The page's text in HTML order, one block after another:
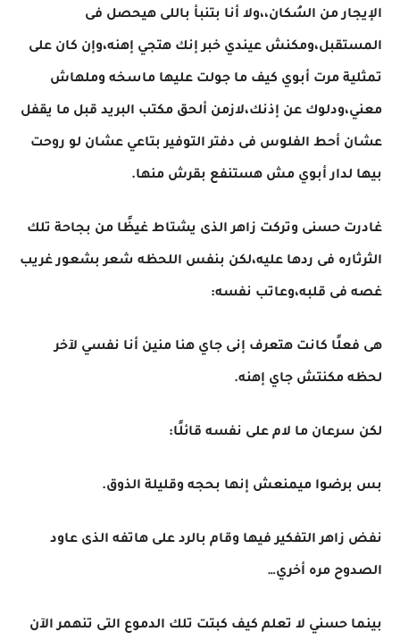
الإيجار من السُكان،،ولا أنا بتنبأ باللى هيحصل فى
المستقبل،ومكنش عيندي خبر إنك هتجي إهنه،وإن كان على
تمثلية مرت أبوي كيف ما جولت عليها ماسخه وملهاش
معني،ودلوك عن إذنك،لازمن ألحق مكتب البريد قبل ما يقفل
عشان أحط الفلوس فى دفتر التوفير بتاعي عشان لو روحت
بيها لدار أبوي مش هستنفع بقرش منها.
غادرت حسنى وتركت زاهر الذى يشتاط غيظًا من بجاحة تلك
الثرثاره فى ردها عليه،لكن بنفس اللحظه شعر بشعور غريب
غصه فى قلبه،وعاتب نفسه:
هى فعلًا كانت هتعرف إنى جاي هنا منين أنا نفسي لآخر
لحظه مكنتش جاي إهنه.
لكن سرعان ما لام على نفسه قائلًا:
بس برضوا ميمنعش إنها بحجه وقليلة الذوق.
نفض زاهر التفكير فيها وقام بالرد على هاتفه الذى عاود
الصدوح مره أخري…
بينما حسني لا تعلم كيف كبتت تلك الدموع التى تنهمر الآن